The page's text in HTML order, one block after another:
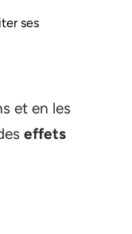
ses
et en les
effets